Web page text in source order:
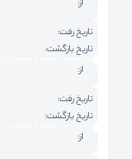
از:
تاریخ رفت:
تاریخ بازگشت:
از:
تاریخ رفت:
تاریخ بازگشت:
از: